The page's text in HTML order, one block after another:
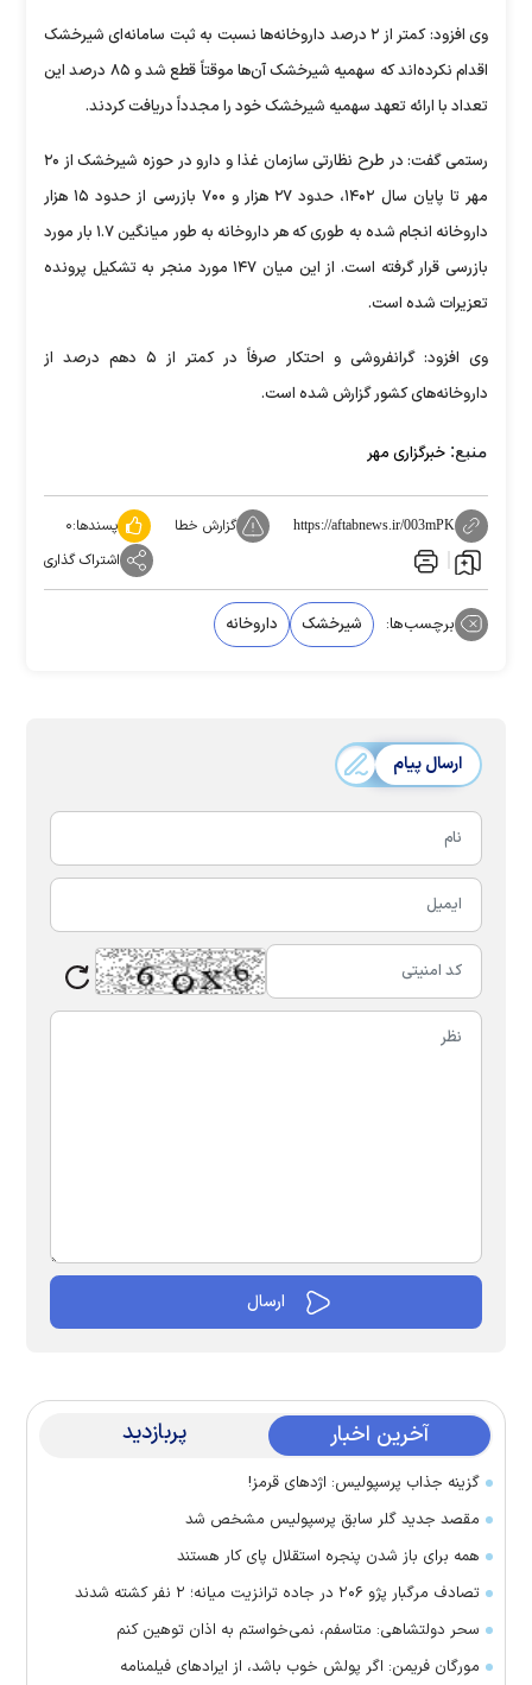
وی افزود: کمتر از ۲ درصد داروخانه‌ها نسبت به ثبت سامانه‌ای شیرخشک
اقدام نکرده‌اند که سهمیه شیرخشک آن‌ها موقتاً قطع شد و ۸۵ درصد این
تعداد با ارائه تعهد سهمیه شیرخشک خود را مجدداً دریافت کردند.
رستمی گفت: در طرح نظارتی سازمان غذا و دارو در حوزه شیرخشک از ۲۰
مهر تا پایان سال ۱۴۰۲، حدود ۲۷ هزار و ۷۰۰ بازرسی از حدود ۱۵ هزار
داروخانه انجام شده به طوری که هر داروخانه به طور میانگین ۱.۷ بار مورد
بازرسی قرار گرفته است. از این میان ۱۴۷ مورد منجر به تشکیل پرونده
تعزیرات شده است.
وی افزود: گرانفروشی و احتکار صرفاً در کمتر از ۵ دهم درصد از
داروخانه‌های کشور گزارش شده است.
منبع: خبرگزاری مهر
https://aftabnews.ir/003mPK گزارش خطا پسندها:۰
اشتراک گذاری
برچسب‌ها: شیرخشک داروخانه
ارسال پیام
آخرین اخبار پربازدید
گزینه جذاب پرسپولیس: اژد‌های قرمز!
مقصد جدید گلر سابق پرسپولیس مشخص شد
همه برای باز شدن پنجره استقلال پای کار هستند
تصادف مرگبار پژو ۲۰۶ در جاده ترانزیت میانه؛ ۲ نفر کشته شدند
سحر دولتشاهی: متاسفم، نمی‌خواستم به اذان توهین کنم
مورگان فریمن: اگر پولش خوب باشد، از ایراد‌های فیلمنامه